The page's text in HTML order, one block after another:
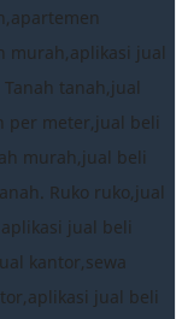
murah,aplikasi jual
tanah,jual
per meter,jual beli
murah,jual beli
Ruko ruko,jual
jual beli
kantor,sewa
jual beli